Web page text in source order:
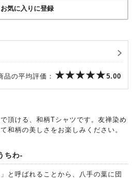
お気に入りに登録
品の平均評価： 5.00
頂ける、和柄Tシャツです。友禅染め
和柄の美しさをお楽しみください。
ちわ-
と呼ばれることから、八手の葉に団